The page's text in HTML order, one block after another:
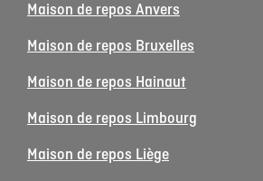
Maison de repos Anvers
Maison de repos Bruxelles
Maison de repos Hainaut
Maison de repos Limbourg
Maison de repos Liège